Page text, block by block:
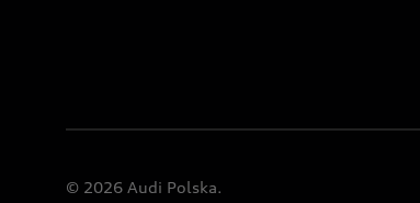
© 2026 Audi Polska.